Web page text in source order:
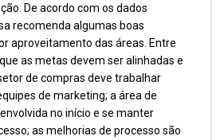
De acordo com os dados
recomenda algumas boas
aproveitamento das áreas. Entre
as metas devem ser alinhadas e
de compras deve trabalhar
de marketing; a área de
no início e se manter
as melhorias de processo são